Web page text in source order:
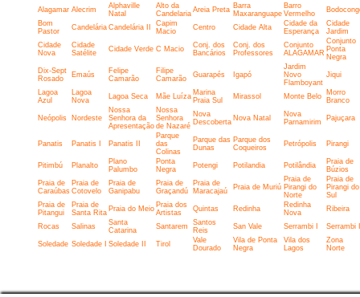
Alagamar Alecrim
Alphaville
Natal
Alto da
Candelaria Areia Preta Barra
Maxaranguape
Barro
Vermelho
Bom
Pastor
Candelária Candelária II
Capim
Macio
Centro Cidade Alta
Cidade da
Esperança
Cidade
Jardim
Cidade
Nova
Cidade
Satélite
Cidade Verde C Macio
Conj. dos
Bancários
Conj. dos
Professores
Conjunto
ALAGAMAR
Conjunto
Ponta
Negra
Dix-Sept
Rosado
Emaús
Felipe
Camarão
Filipe
Camarão
Guarapés Igapó
Jardim
Novo
Flamboyant
Jiqui
Lagoa
Azul
Lagoa
Nova
Lagoa Seca Mãe Luíza Marina
Praia Sul
Mirassol Monte Belo
Morro
Branco
Neópolis Nordeste
Nossa
Senhora da
Apresentação
Nossa
Senhora
de Nazaré
Nova
Descoberta Nova Natal
Nova
Parnamirim
Pajuçara
Panatis Panatis I Panatis II
Parque
das
Colinas
Parque das
Dunas
Parque dos
Coqueiros
Petrópolis Pirangi
Pitimbú Planalto
Plano
Palumbo
Ponta
Negra
Potengi Potilandia Potilândia
Praia de
Búzios
Praia de
Caraúbas
Praia de
Cotovelo
Praia de
Ganipabu
Praia de
Graçandú
Praia de
Maracajaú
Praia de Muriú
Praia de
Pirangi do
Norte
Praia de
Pirangi do
Sul
Praia de
Pitangui
Praia de
Santa Rita Praia do Meio Praia dos
Artistas
Quintas Redinha
Redinha
Nova
Ribeira
Rocas Salinas
Santa
Catarina
Santarem
Santos
Reis
San Vale Serrambi I Serrambi
Soledade Soledade I Soledade II Tirol
Vale
Dourado
Vila de Ponta
Negra
Vila dos
Lagos
Zona
Norte